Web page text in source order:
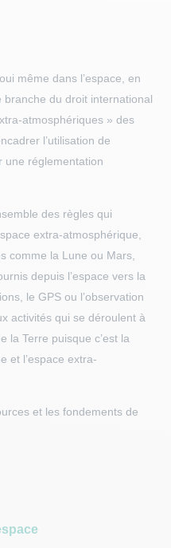
même dans l’espace, en
branche du droit international
atmosphériques » des
l’utilisation de
une réglementation
des règles qui
extra-atmosphérique,
comme la Lune ou Mars,
depuis l’espace vers la
le GPS ou l’observation
activités qui se déroulent à
la Terre puisque c’est la
et l’espace extra-
et les fondements de